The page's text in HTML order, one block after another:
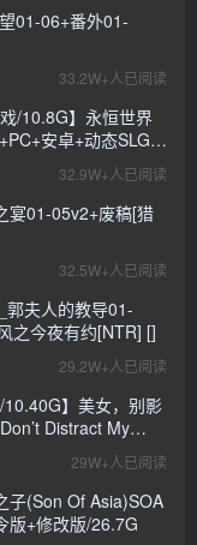
01-06+番外01-
33.2W+人已阅读
/10.8G】永恒世界
安卓+动态SLG游
32.9W+人已阅读
宴01-05v2+废稿[猎
32.5W+人已阅读
郭夫人的教导01-
之今夜有约[NTR] []
29.2W+人已阅读
10.40G】美女，别影
Distract My
版+日式SLG游戏
29W+人已阅读
子(Son Of Asia)SOA
版+修改版/26.7G